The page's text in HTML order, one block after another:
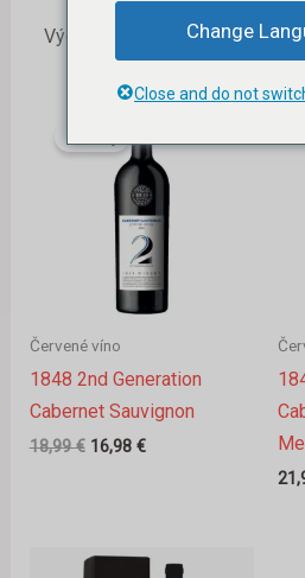
Červené víno
1848 2nd Generation
Cabernet Sauvignon
18,99€
Původní
byla:
18,99 €.
16,98 €
Aktuální
je:
16,98 €.
Change
Close and do not